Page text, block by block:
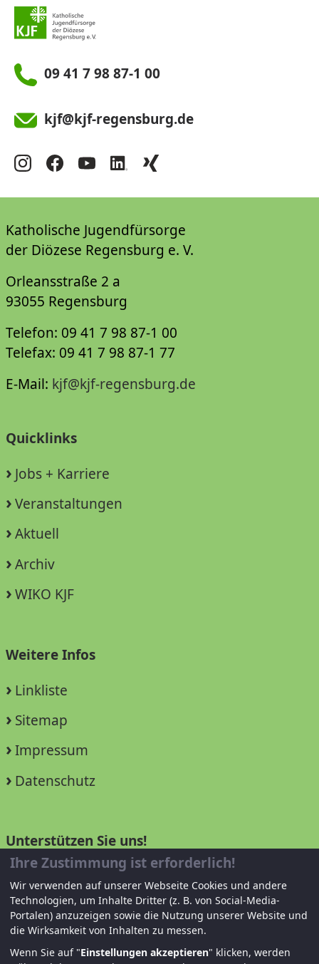
09 41 7 98 87-1 00
kjf@kjf-regensburg.de
Katholische Jugendfürsorge
der Diözese Regensburg e. V.
Orleansstraße 2 a
93055 Regensburg
Telefon: 09 41 7 98 87-1 00
Telefax: 09 41 7 98 87-1 77
E-Mail: kjf@kjf-regensburg.de
Quicklinks
Jobs + Karriere
Veranstaltungen
Aktuell
Archiv
WIKO KJF
Weitere Infos
Linkliste
Sitemap
Impressum
Datenschutz
Unterstützen Sie uns!
Mitglied werden
Spenden und helfen
Ihre Zustimmung ist erforderlich!
Wir verwenden auf unserer Webseite Cookies und andere
Technologien, um Inhalte Dritter (z. B. von Social-Media-
Portalen) anzuzeigen sowie die Nutzung unserer Website und
die Wirksamkeit von Inhalten zu messen.
Wenn Sie auf "Einstellungen akzeptieren" klicken, werden